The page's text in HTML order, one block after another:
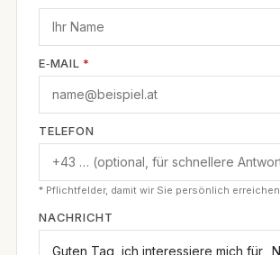
E‑MAIL *
TELEFON
* Pflichtfelder, damit wir Sie persönlich erreichen.
NACHRICHT